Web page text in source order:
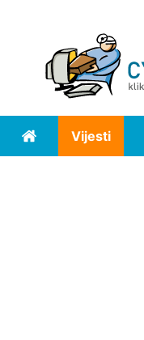
Home Vijesti